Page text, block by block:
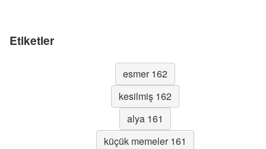
Etiketler
esmer 162
kesilmiş 162
alya 161
küçük memeler 161